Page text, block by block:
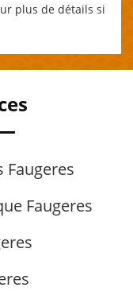
plus de détails si
Faugeres
Faugeres